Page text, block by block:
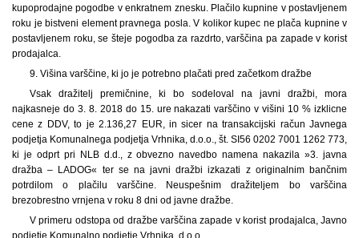
kupoprodajne pogodbe v enkratnem znesku. Plačilo kupnine v postavljenem
roku je bistveni element pravnega posla. V kolikor kupec ne plača kupnine v
postavljenem roku, se šteje pogodba za razdrto, varščina pa zapade v korist
prodajalca.
9. Višina varščine, ki jo je potrebno plačati pred začetkom dražbe
Vsak dražitelj premičnine, ki bo sodeloval na javni dražbi, mora
najkasneje do 3. 8. 2018 do 15. ure nakazati varščino v višini 10 % izklicne
cene z DDV, to je 2.136,27 EUR, in sicer na transakcijski račun Javnega
podjetja Komunalnega podjetja Vrhnika, d.o.o., št. SI56 0202 7001 1262 773,
ki je odprt pri NLB d.d., z obvezno navedbo namena nakazila »3. javna
dražba – LADOG« ter se na javni dražbi izkazati z originalnim bančnim
potrdilom o plačilu varščine. Neuspešnim dražiteljem bo varščina
brezobrestno vrnjena v roku 8 dni od javne dražbe.
V primeru odstopa od dražbe varščina zapade v korist prodajalca, Javno
podjetje Komunalno podjetje Vrhnika, d.o.o.